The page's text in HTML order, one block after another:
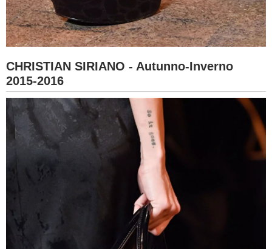
CHRISTIAN SIRIANO - Autunno-Inverno
2015-2016